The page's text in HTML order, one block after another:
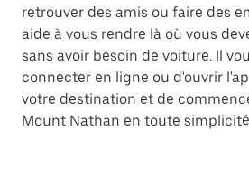
retrouver des amis ou faire des
aide à vous rendre là où vous
sans avoir besoin de voiture. Il
connecter en ligne ou d'ouvrir
votre destination et de
Mount Nathan en toute